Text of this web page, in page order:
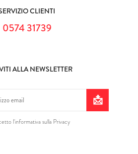
CLIENTI
0574 31739
ALLA NEWSLETTER
l'informativa sulla Privacy